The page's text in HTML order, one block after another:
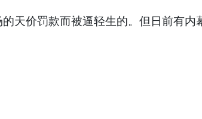
价罚款而被逼轻生的。但日前有内